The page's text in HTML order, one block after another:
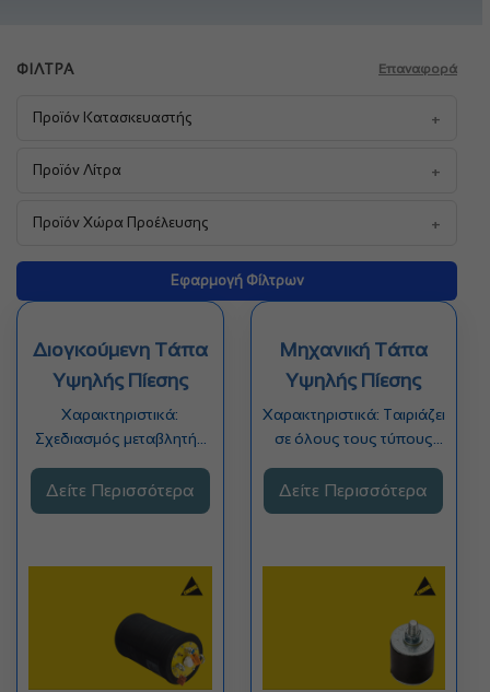
ΦΊΛΤΡΑ Επαναφορά
Προϊόν Κατασκευαστής +
Προϊόν Λίτρα +
Προϊόν Χώρα Προέλευσης +
Εφαρμογή Φίλτρων
Διογκούμενη Τάπα
Υψηλής Πίεσης
Χαρακτηριστικά:
Σχεδιασμός μεταβλητής
μεγάλη γκάμα
εφαρμογών Η μεταλλική…
Δείτε Περισσότερα
Μηχανική Τάπα
Υψηλής Πίεσης
Χαρακτηριστικά: Ταιριάζει
σε όλους τους τύπους
τυποποιημένα μεγέθη
Ιδανικές για…
Δείτε Περισσότερα